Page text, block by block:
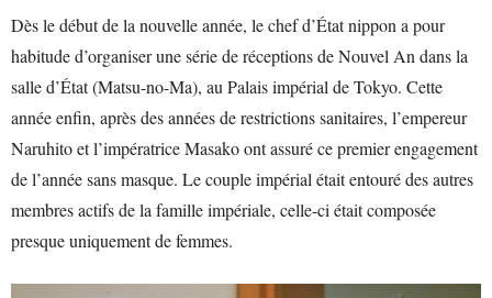
Dès le début de la nouvelle année, le chef d’État nippon a pour
habitude d’organiser une série de réceptions de Nouvel An dans la
salle d’État (Matsu-no-Ma), au Palais impérial de Tokyo. Cette
année enfin, après des années de restrictions sanitaires, l’empereur
Naruhito et l’impératrice Masako ont assuré ce premier engagement
de l’année sans masque. Le couple impérial était entouré des autres
membres actifs de la famille impériale, celle-ci était composée
presque uniquement de femmes.